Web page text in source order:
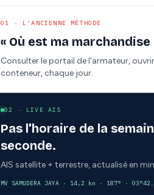
01 · L'ANCIENNE MÉTHODE
« Où est ma
Consulter le portail de l'armateur,
conteneur, chaque jour.
02 · LIVE AIS
Pas l'horaire de la
seconde.
AIS satellite + terrestre, actualisé en
MV SAMUDERA JAYA · 14,2 kn · 187° ·